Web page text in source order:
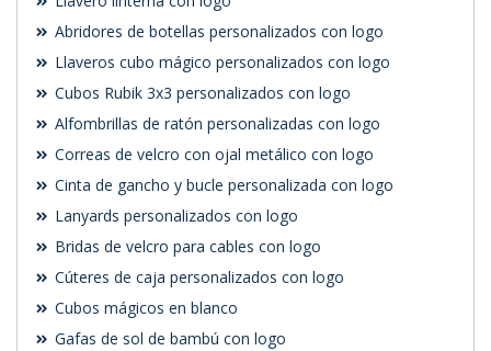
Abridores de botellas personalizados con logo
Llaveros cubo mágico personalizados con logo
Cubos Rubik 3x3 personalizados con logo
Alfombrillas de ratón personalizadas con logo
Correas de velcro con ojal metálico con logo
Cinta de gancho y bucle personalizada con logo
Lanyards personalizados con logo
Bridas de velcro para cables con logo
Cúteres de caja personalizados con logo
Cubos mágicos en blanco
Gafas de sol de bambú con logo